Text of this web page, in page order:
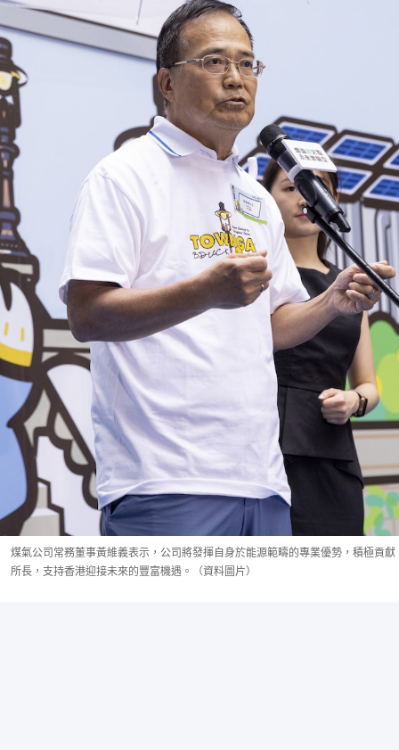
煤氣公司常務董事黃維義表示，公司將發揮自身於能源範疇的專業優勢，積極貢獻
所長，支持香港迎接未來的豐富機遇。（資料圖片）